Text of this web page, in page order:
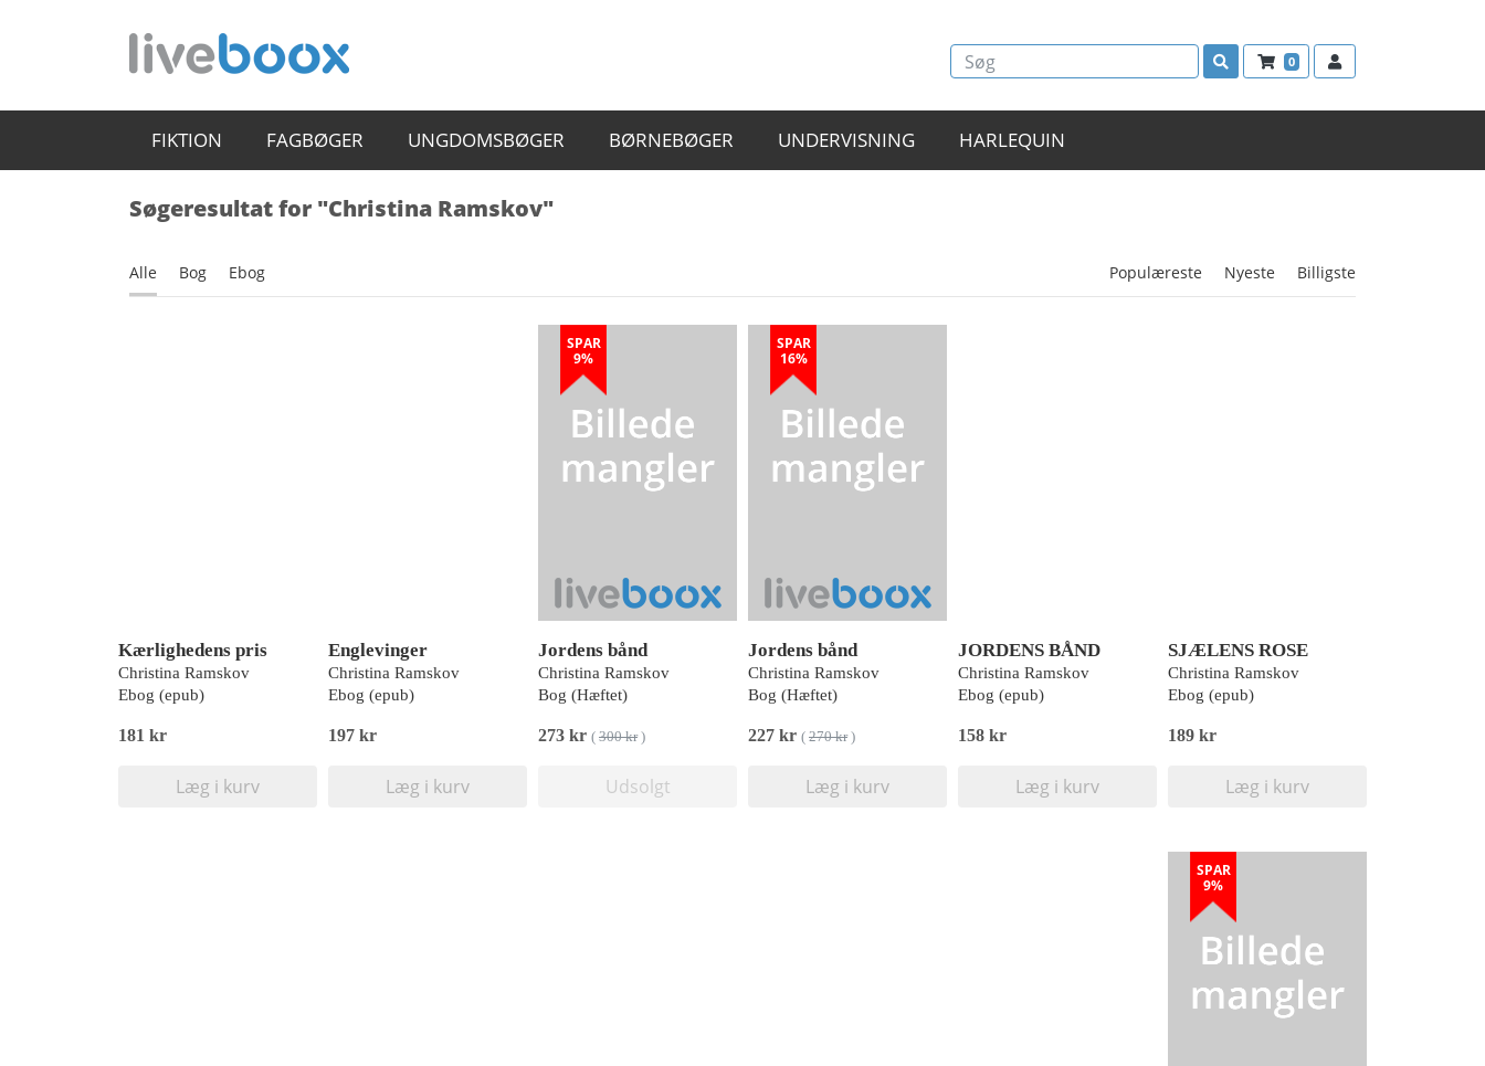
0
FIKTION FAGBØGER UNGDOMSBØGER BØRNEBØGER UNDERVISNING HARLEQUIN
Søgeresultat for "Christina Ramskov"
Alle Bog Ebog Populæreste Nyeste Billigste
Kærlighedens pris
Christina Ramskov
Ebog (epub)
181 kr
Læg i kurv
Englevinger
Christina Ramskov
Ebog (epub)
197 kr
Læg i kurv
SPAR
9%
Jordens bånd
Christina Ramskov
Bog (Hæftet)
273 kr ( 300 kr)
Udsolgt
SPAR
16%
Jordens bånd
Christina Ramskov
Bog (Hæftet)
227 kr ( 270 kr)
Læg i kurv
JORDENS BÅND
Christina Ramskov
Ebog (epub)
158 kr
Læg i kurv
SJÆLENS ROSE
Christina Ramskov
Ebog (epub)
189 kr
Læg i kurv
SPAR
9%